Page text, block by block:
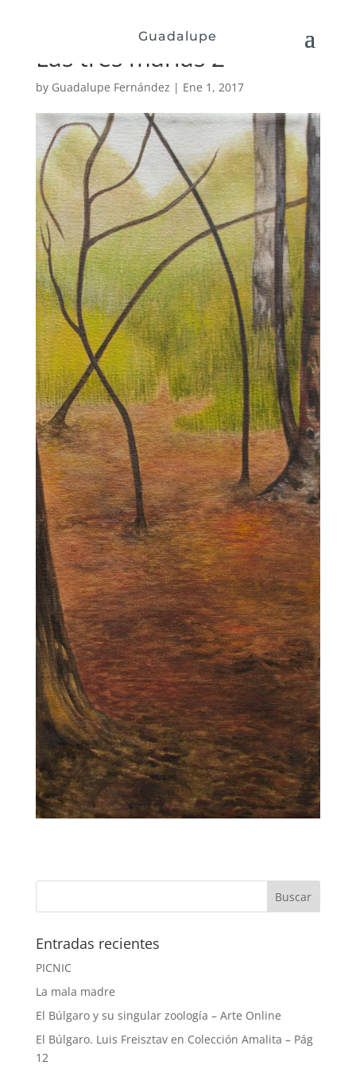
Guadalupe
Las tres marías 2
by Guadalupe Fernández | Ene 1, 2017
Entradas recientes
PICNIC
La mala madre
El Búlgaro y su singular zoología – Arte Online
El Búlgaro. Luis Freisztav en Colección Amalita – Pág
12